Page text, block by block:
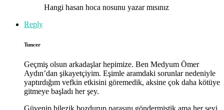
Hangi hasan hoca nosunu yazar mısınız
Reply
Tuncer
Geçmiş olsun arkadaşlar hepimize. Ben Medyum Ömer
Aydın’dan şikayetçiyim. Eşimle aramdaki sorunlar nedeniyle
yaptırdığım vefkin etkisini göremedik, aksine çok daha kötüye
gitmeye başladı her şey.
Güvenip bilezik bozdurup parasını göndermiştik ama her şeyi